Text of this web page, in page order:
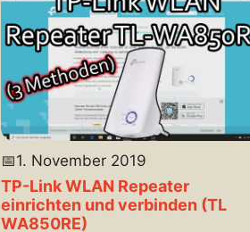
📅1. November 2019
TP-Link WLAN Repeater
einrichten und verbinden (TL
WA850RE)